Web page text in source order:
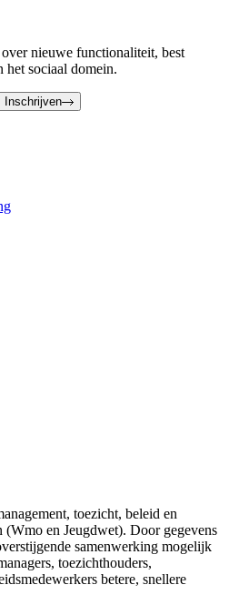
nieuwe functionaliteit, best
sociaal domein.
Inschrijven
toezicht, beleid en
en Jeugdwet). Door gegevens
samenwerking mogelijk
toezichthouders,
betere, snellere